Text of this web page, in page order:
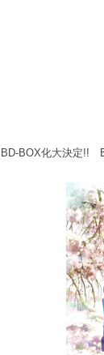
BOX化大決定!!